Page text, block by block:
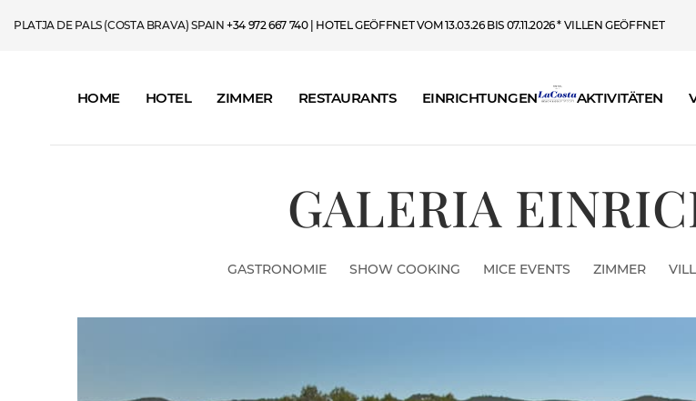
PLATJA DE PALS (COSTA BRAVA) SPAIN+34 972 667 740| HOTEL GEÖFFNET VOM 13.03.26 BIS 07.11.2026 * VILLEN GEÖFFNET
HOME HOTEL ZIMMER RESTAURANTS EINRICHTUNGEN AKTIVITÄTEN
GALERIA
GASTRONOMIE SHOW COOKING MICE EVENTS ZIMMER